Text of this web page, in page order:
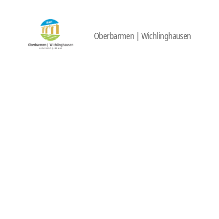
Oberbarmen | Wichlinghausen